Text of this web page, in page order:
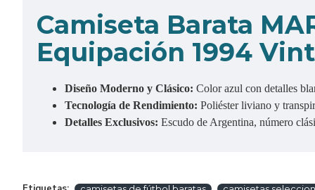
Camiseta Barata
Equipación 1994
Diseño Moderno y Clásico: Color azul con detalles
Tecnología de Rendimiento: Poliéster liviano y
Detalles Exclusivos: Escudo de Argentina, número